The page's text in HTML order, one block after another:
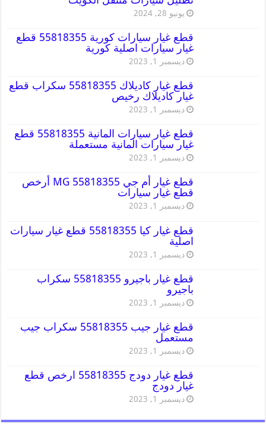
يونيو 28, 2024
قطع غيار سيارات كورية 55818355 قطع
غيار سيارات اصلية كورية
ديسمبر 1, 2023
قطع غيار كاديلاك 55818355 سكراب قطع
غيار كاديلاك رخيص
ديسمبر 1, 2023
قطع غيار سيارات المانية 55818355 قطع
غيار سيارات المانية مستعملة
ديسمبر 1, 2023
قطع غيار أم جي MG 55818355 أرخص
قطع غيار سيارات
ديسمبر 1, 2023
قطع غيار كيا 55818355 قطع غيار سيارات
اصلية
ديسمبر 1, 2023
قطع غيار باجيرو 55818355 سكراب
باجيرو
ديسمبر 1, 2023
قطع غيار جيب 55818355 سكراب جيب
مستعمل
ديسمبر 1, 2023
قطع غيار دودج 55818355 ارخص قطع
غيار دودج
ديسمبر 1, 2023